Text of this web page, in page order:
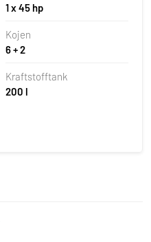
1 x 45 hp
Kojen
6 + 2
Kraftstofftank
200 l